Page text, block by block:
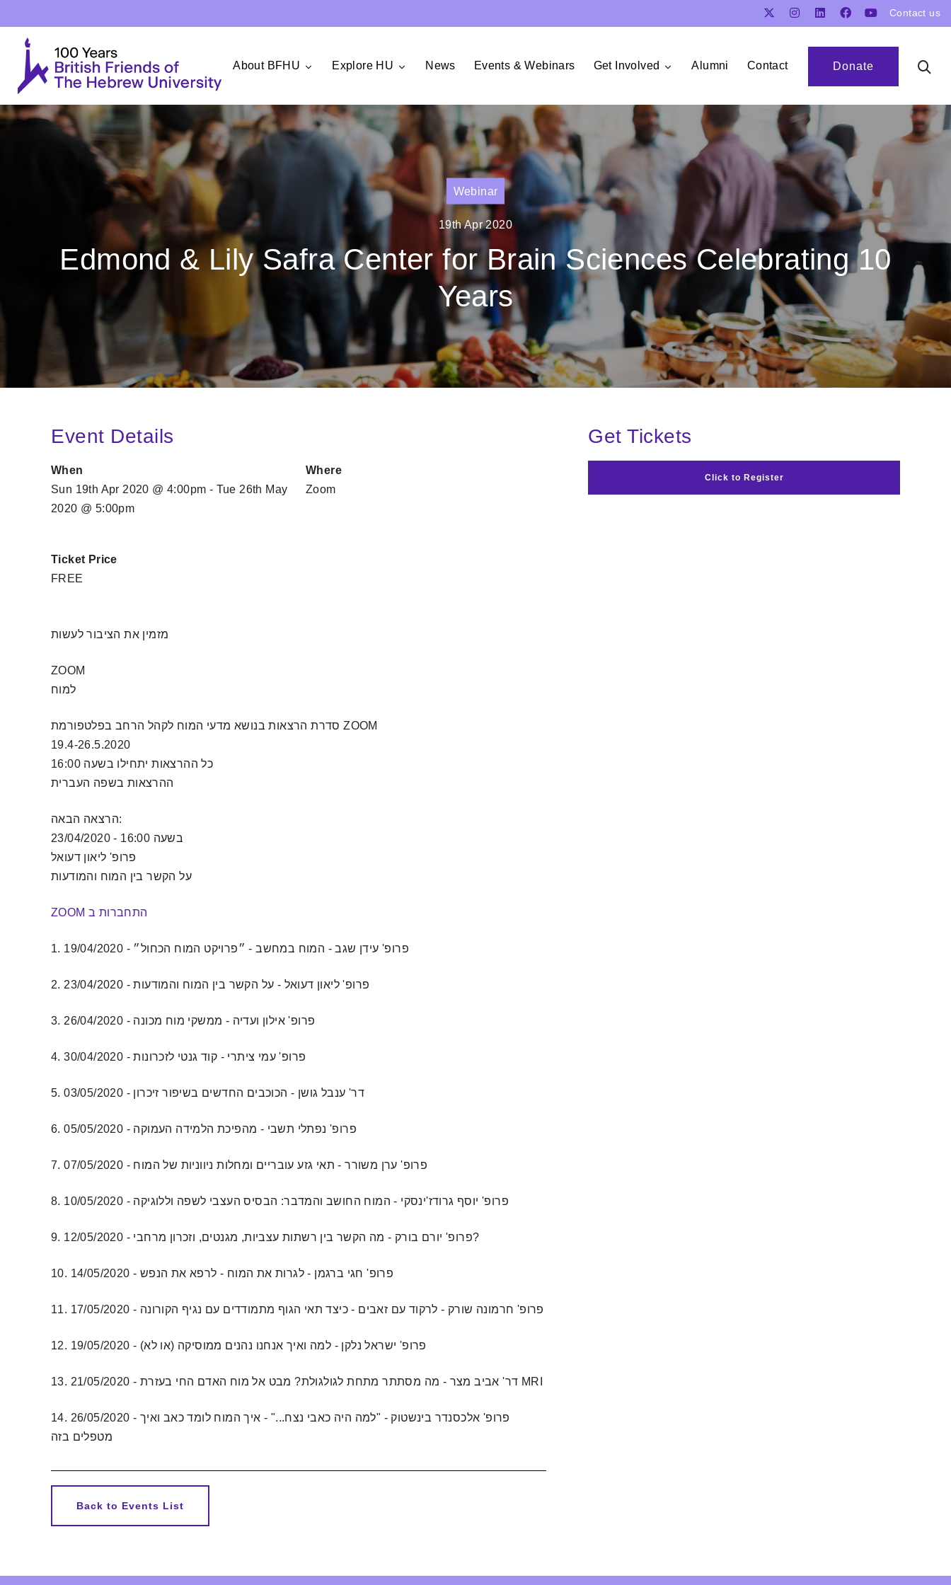
Contact us
Donate
About BFHU Explore HU News Events & Webinars Get Involved Alumni Contact
Webinar
19th Apr 2020
Edmond & Lily Safra Center for Brain Sciences Celebrating 10
Years
Event Details
When
Sun 19th Apr 2020 @ 4:00pm - Tue 26th May
2020 @ 5:00pm
Where
Zoom
Ticket Price
FREE
מזמין את הציבור לעשות
ZOOM
למוח
סדרת הרצאות בנושא מדעי המוח לקהל הרחב בפלטפורמת ZOOM
19.4-26.5.2020
כל ההרצאות יתחילו בשעה 16:00
ההרצאות בשפה העברית
הרצאה הבאה:
23/04/2020 - בשעה 16:00
פרופ' ליאון דעואל
על הקשר בין המוח והמודעות
ZOOM התחברות ב
1. 19/04/2020 - פרופ' עידן שגב - המוח במחשב - ״פרויקט המוח הכחול״
2. 23/04/2020 - פרופ' ליאון דעואל - על הקשר בין המוח והמודעות
3. 26/04/2020 - פרופ' אילון ועדיה - ממשקי מוח מכונה
4. 30/04/2020 - פרופ' עמי ציתרי - קוד גנטי לזכרונות
5. 03/05/2020 - דר' ענבל גושן - הכוכבים החדשים בשיפור זיכרון
6. 05/05/2020 - פרופ' נפתלי תשבי - מהפיכת הלמידה העמוקה
7. 07/05/2020 - פרופ' ערן משורר - תאי גזע עובריים ומחלות ניווניות של המוח
8. 10/05/2020 - פרופ' יוסף גרודז'ינסקי - המוח החושב והמדבר: הבסיס העצבי לשפה וללוגיקה
9. 12/05/2020 - פרופ' יורם בורק - מה הקשר בין רשתות עצביות, מגנטים, וזכרון מרחבי?
10. 14/05/2020 - פרופ' חגי ברגמן - לגרות את המוח - לרפא את הנפש
11. 17/05/2020 - פרופ' חרמונה שורק - לרקוד עם זאבים - כיצד תאי הגוף מתמודדים עם נגיף הקורונה
12. 19/05/2020 - פרופ' ישראל נלקן - למה ואיך אנחנו נהנים ממוסיקה (או לא)
13. 21/05/2020 - דר' אביב מצר - מה מסתתר מתחת לגולגולת? מבט אל מוח האדם החי בעזרת MRI
14. 26/05/2020 - פרופ' אלכסנדר בינשטוק - "למה היה כאבי נצח..." - איך המוח לומד כאב ואיך
מטפלים בזה
Back to Events List
Get Tickets
Click to Register